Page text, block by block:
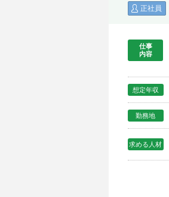
正社員
仕事
内容
想定年収
勤務地
求める人材